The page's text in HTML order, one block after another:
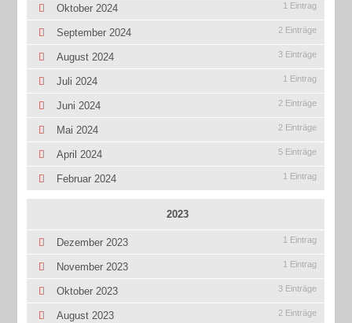
Oktober 2024 1 Eintrag
September 2024 2 Einträge
August 2024 3 Einträge
Juli 2024 1 Eintrag
Juni 2024 2 Einträge
Mai 2024 2 Einträge
April 2024 5 Einträge
Februar 2024 1 Eintrag
2023
Dezember 2023 1 Eintrag
November 2023 1 Eintrag
Oktober 2023 3 Einträge
August 2023 2 Einträge